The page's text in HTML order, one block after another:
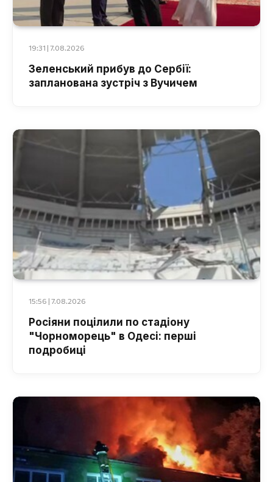
19:31 | 7.08.2026
Зеленський прибув до Сербії:
запланована зустріч з Вучичем
15:56 | 7.08.2026
Росіяни поцілили по стадіону
"Чорноморець" в Одесі: перші
подробиці